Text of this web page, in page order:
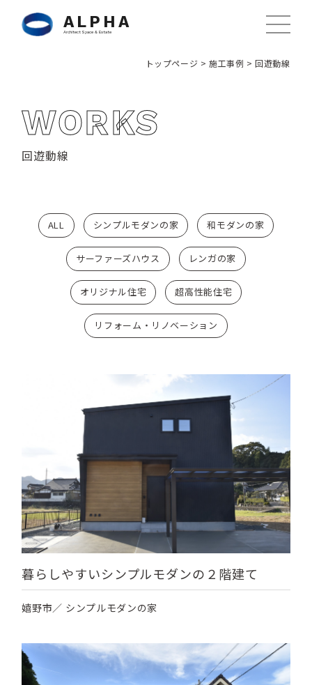
ALPHA
Architect Space & Estate
トップページ >施工事例 >回遊動線
WORKS
回遊動線
ALL シンプルモダンの家 和モダンの家
サーファーズハウス レンガの家
オリジナル住宅 超高性能住宅
リフォーム・リノベーション
暮らしやすいシンプルモダンの２階建て
嬉野市／ シンプルモダンの家